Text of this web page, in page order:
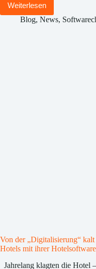
Weiterlesen
Kommt
die
Hotelsoftware
Blog, News,
Von der „Digitalisierung“
Hotels mit ihrer
Jahrelang klagten die Hotel